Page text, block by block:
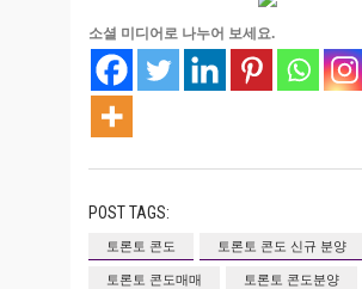
소셜 미디어로 나누어 보세요.
POST TAGS:
토론토 콘도
토론토 콘도 신규 분양
토론토 콘도매매
토론토 콘도분양